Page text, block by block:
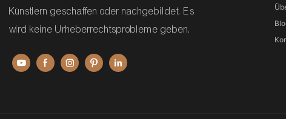
Künstlern geschaffen oder nachgebildet. Es
wird keine Urheberrechtsprobleme geben.